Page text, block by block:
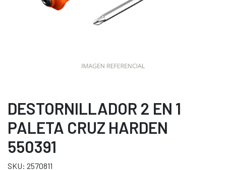
DESTORNILLADOR 2 EN 1
PALETA CRUZ HARDEN
550391
SKU: 2570811